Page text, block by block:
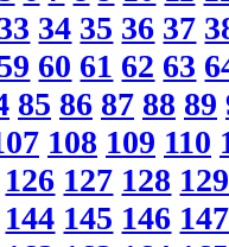
34 35 36 37
60 61 62 63
85 86 87 88 89
108 109 110
126 127 128 129
144 145 146 147